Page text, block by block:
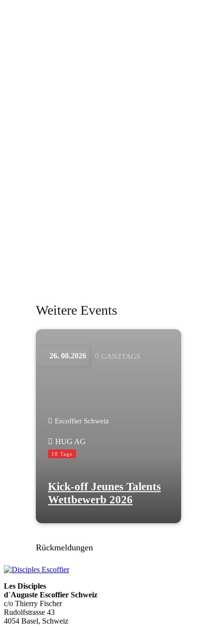
Weitere Events
26. 08.2026 GANZTAGS
Escoffier Schweiz
HUG AG
18 Tage
Kick-off Jeunes Talents
Wettbewerb 2026
Rückmeldungen
Les Disciples
d`Auguste Escoffier Schweiz
c/o Thierry Fischer
Rudolfstrasse 43
4054 Basel, Schweiz